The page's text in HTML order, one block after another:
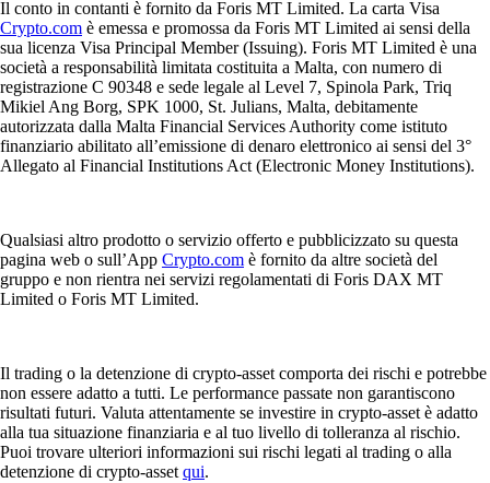
Il conto in contanti è fornito da Foris MT Limited. La carta Visa
Crypto.com è emessa e promossa da Foris MT Limited ai sensi della
sua licenza Visa Principal Member (Issuing). Foris MT Limited è una
società a responsabilità limitata costituita a Malta, con numero di
registrazione C 90348 e sede legale al Level 7, Spinola Park, Triq
Mikiel Ang Borg, SPK 1000, St. Julians, Malta, debitamente
autorizzata dalla Malta Financial Services Authority come istituto
finanziario abilitato all’emissione di denaro elettronico ai sensi del 3°
Allegato al Financial Institutions Act (Electronic Money Institutions).
Qualsiasi altro prodotto o servizio offerto e pubblicizzato su questa
pagina web o sull’App Crypto.com è fornito da altre società del
gruppo e non rientra nei servizi regolamentati di Foris DAX MT
Limited o Foris MT Limited.
Il trading o la detenzione di crypto-asset comporta dei rischi e potrebbe
non essere adatto a tutti. Le performance passate non garantiscono
risultati futuri. Valuta attentamente se investire in crypto-asset è adatto
alla tua situazione finanziaria e al tuo livello di tolleranza al rischio.
Puoi trovare ulteriori informazioni sui rischi legati al trading o alla
detenzione di crypto-asset qui.